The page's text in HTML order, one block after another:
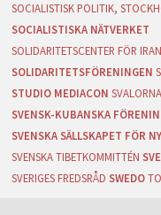
SOCIALISTISK POLITIK,
SOCIALISTISKA NÄTVERKET
SOLIDARITETSCENTER FÖR
SOLIDARITETSFÖRENINGEN
STUDIO MEDIACON
SVENSK-KUBANSKA
SVENSKA SÄLLSKAPET FÖR
SVENSKA TIBETKOMMITTÉN
SVERIGES FREDSRÅD SWEDO